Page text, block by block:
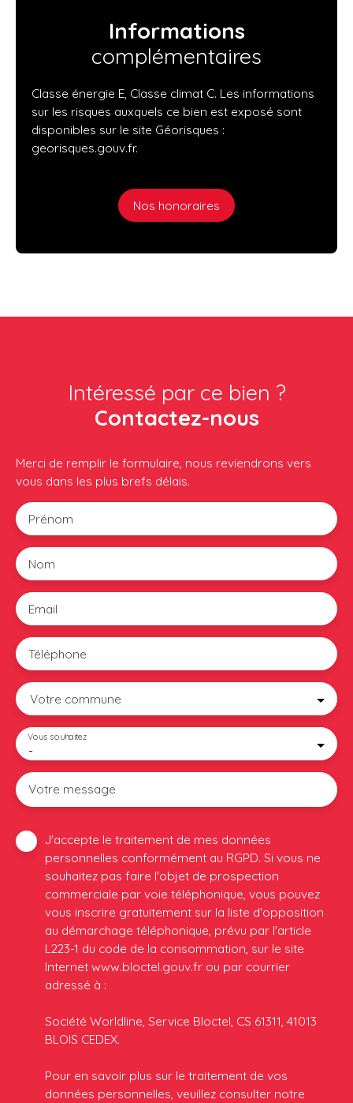
Informations
complémentaires
Classe énergie E, Classe climat C. Les informations
sur les risques auxquels ce bien est exposé sont
disponibles sur le site Géorisques :
georisques.gouv.fr.
Nos honoraires
Intéressé par ce bien ?
Contactez-nous
Merci de remplir le formulaire, nous reviendrons vers
vous dans les plus brefs délais.
Prénom
Nom
Email
Téléphone
Votre commune
-
Vous souhaitez
Votre message
J'accepte le traitement de mes données
personnelles conformément au RGPD. Si vous ne
souhaitez pas faire l'objet de prospection
commerciale par voie téléphonique, vous pouvez
vous inscrire gratuitement sur la liste d'opposition
au démarchage téléphonique, prévu par l'article
L223-1 du code de la consommation, sur le site
Internet www.bloctel.gouv.fr ou par courrier
adressé à :
Société Worldline, Service Bloctel, CS 61311, 41013
BLOIS CEDEX.
Pour en savoir plus sur le traitement de vos
données personnelles, veuillez consulter notre